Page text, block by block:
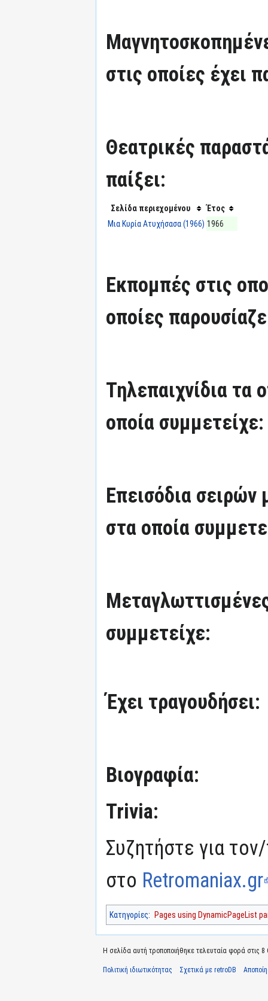
στις οποίες έχει
Θεατρικές
παίξει:
Σελίδα περιεχομένου
Έτος
Μια Κυρία Ατυχήσασα (1966) 1966
Εκπομπές στις
οποίες
Τηλεπαιχνίδια τα
οποία συμμετείχε:
Επεισόδια
στα οποία
συμμετείχε:
Έχει τραγουδήσει:
Βιογραφία:
Trivia:
Συζητήστε για
στο Retromaniax.gr
Κατηγορίες: Pages using DynamicPageList
Η σελίδα αυτή τροποποιήθηκε τελευταία φορά στις
Πολιτική ιδιωτικότητας Σχετικά με retroDB